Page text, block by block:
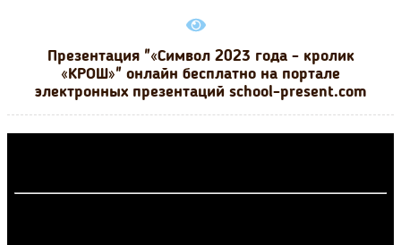
Презентация "«Символ 2023 года - кролик
«КРОШ»" онлайн бесплатно на портале
электронных презентаций school-present.com